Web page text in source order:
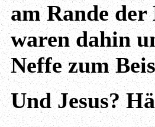
am Rande
waren dahin
Neffe zum
Und Jesus?